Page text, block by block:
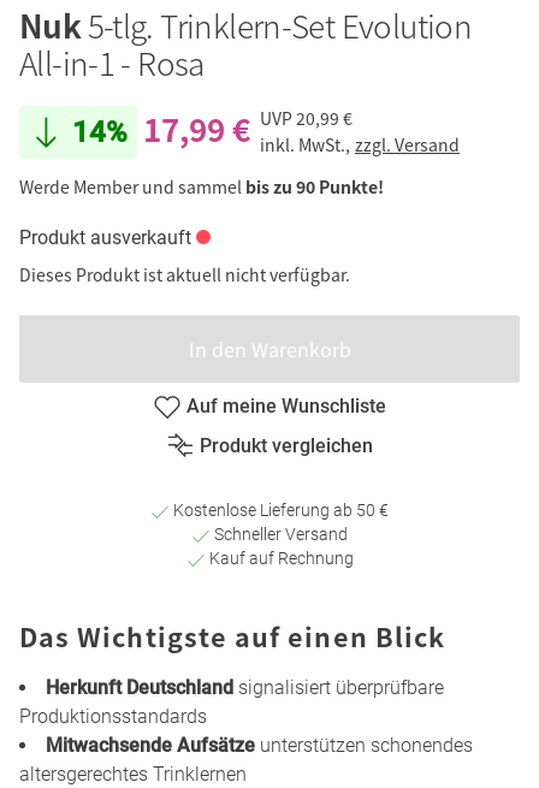
Nuk5-tlg. Trinklern-Set Evolution
All-in-1 - Rosa
14% 17,99 € UVP20,99 €
inkl. MwSt., zzgl. Versand
Werde Member und sammel bis zu 90 Punkte!
Produkt ausverkauft
Dieses Produkt ist aktuell nicht verfügbar.
In den Warenkorb
Auf meine Wunschliste
Produkt vergleichen
Kostenlose Lieferung ab 50 €
Schneller Versand
Kauf auf Rechnung
Das Wichtigste auf einen Blick
Herkunft Deutschland signalisiert überprüfbare
Produktionsstandards
Mitwachsende Aufsätze unterstützen schonendes
altersgerechtes Trinklernen